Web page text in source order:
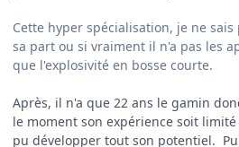
Cette hyper spécialisation, je ne
sa part ou si vraiment il n'a pas les
que l'explosivité en bosse courte.
Après, il n'a que 22 ans le gamin
le moment son expérience soit
pu développer tout son potentiel.